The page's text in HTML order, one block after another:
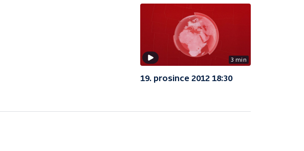
3 min
19. prosince 2012 18:30